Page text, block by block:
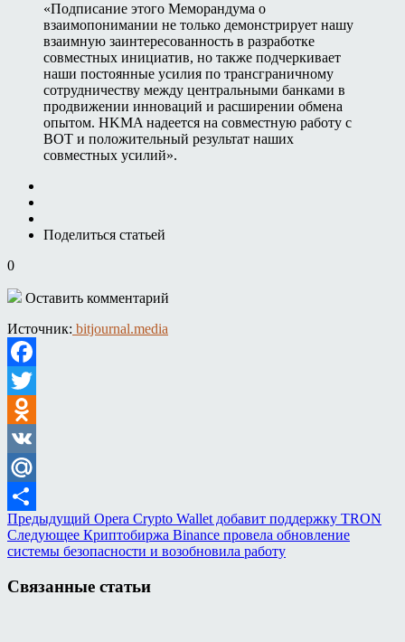
«Подписание этого Меморандума о
взаимопонимании не только демонстрирует нашу
взаимную заинтересованность в разработке
совместных инициатив, но также подчеркивает
наши постоянные усилия по трансграничному
сотрудничеству между центральными банками в
продвижении инноваций и расширении обмена
опытом. HKMA надеется на совместную работу с
BOT и положительный результат наших
совместных усилий».
Поделиться статьей
0
Оставить комментарий
Источник: bitjournal.media
Facebook
Twitter
Odnoklassniki
VK
Mail.Ru
Отправить
Предыдущий Opera Crypto Wallet добавит поддержку TRON
Следующее Криптобиржа Binance провела обновление
системы безопасности и возобновила работу
Связанные статьи